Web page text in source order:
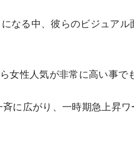
なる中、彼らのビジュアル
性人気が非常に高い事で
に広がり、一時期急上昇ワ